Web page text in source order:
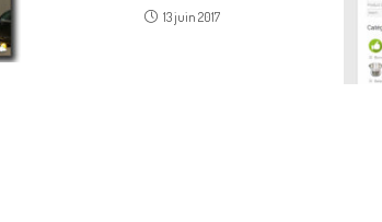
13 juin 2017